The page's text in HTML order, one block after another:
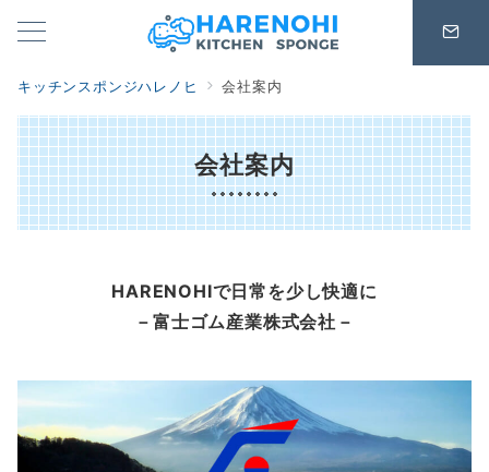
キッチンスポンジハレノヒ 会社案内
会社案内
HARENOHIで日常を少し快適に
－富士ゴム産業株式会社 －